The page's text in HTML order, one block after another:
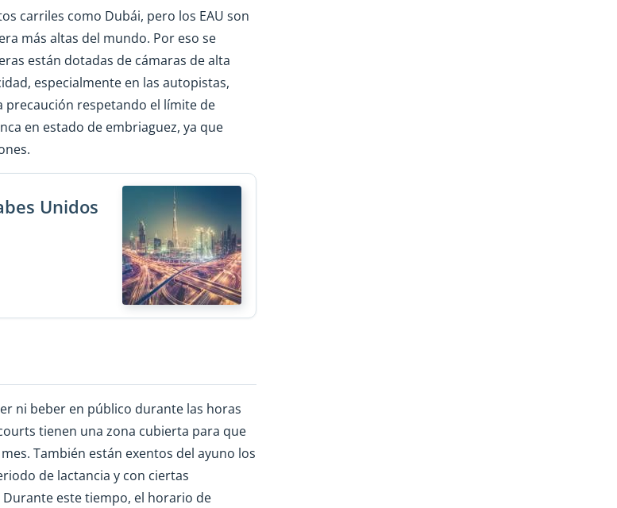
carriles como Dubái, pero los EAU son
más altas del mundo. Por eso se
están dotadas de cámaras de alta
especialmente en las autopistas,
precaución respetando el límite de
en estado de embriaguez, ya que
Unidos
ni beber en público durante las horas
tienen una zona cubierta para que
También están exentos del ayuno los
de lactancia y con ciertas
este tiempo, el horario de